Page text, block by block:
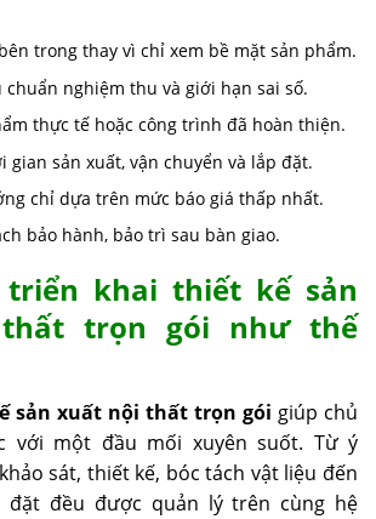
trong thay vì chỉ xem bề mặt sản phẩm.
nghiệm thu và giới hạn sai số.
thực tế hoặc công trình đã hoàn thiện.
gian sản xuất, vận chuyển và lắp đặt.
chỉ dựa trên mức báo giá thấp nhất.
bảo hành, bảo trì sau bàn giao.
triển khai thiết kế sản
trọn gói như thế
sản xuất nội thất trọn gói giúp chủ
với một đầu mối xuyên suốt. Từ ý
sát, thiết kế, bóc tách vật liệu đến
đặt đều được quản lý trên cùng hệ